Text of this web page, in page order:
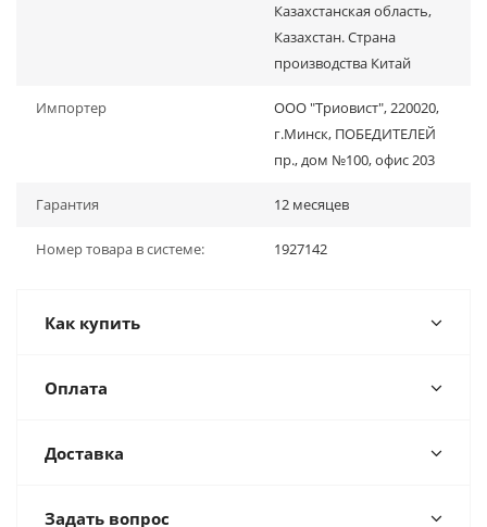
Казахстанская область,
Казахстан. Страна
производства Китай
Импортер
ООО "Триовист", 220020,
г.Минск, ПОБЕДИТЕЛЕЙ
пр., дом №100, офис 203
Гарантия 12 месяцев
Номер товара в системе: 1927142
Как купить
Оплата
Доставка
Задать вопрос